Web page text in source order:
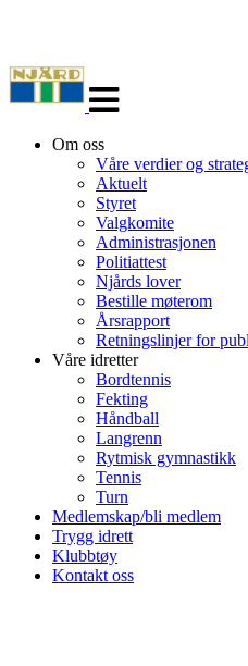
navigasjon
Om oss
Våre verdier og
Aktuelt
Styret
Valgkomite
Administrasjonen
Politiattest
Njårds lover
Bestille møterom
Årsrapport
Retningslinjer for
Våre idretter
Bordtennis
Fekting
Håndball
Langrenn
Rytmisk gymnastikk
Tennis
Turn
Medlemskap/bli medlem
Trygg idrett
Klubbtøy
Kontakt oss